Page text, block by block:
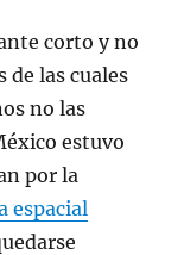
corto y no
de las cuales
no las
estuvo
por la
espacial